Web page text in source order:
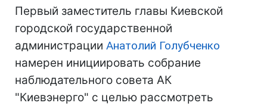
Первый заместитель главы Киевской
городской государственной
администрации Анатолий Голубченко
намерен инициировать собрание
наблюдательного совета АК
"Киевэнерго" с целью рассмотреть